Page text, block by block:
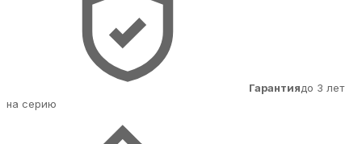
Гарантиядо 3 лет
на серию